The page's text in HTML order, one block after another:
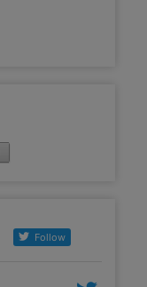
Follow